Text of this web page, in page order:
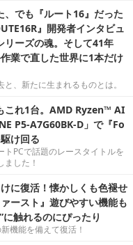
でも『ルート16』だった
』開発者インタビュ
リーズの魂。そして41年
業で直した世界に1本だけ
、新たに生まれるものとは。
これ1台。AMD Ryzen™ AI
P5-A7G60BK-D」で『Fo
け回る
PCで話題のレースタイトルを
した！
に復活！懐かしくも色褪せ
ースト』遊びやすい機能も
触れるのにぴったり
機能を備えて復活！